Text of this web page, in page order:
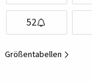
52
Größentabellen